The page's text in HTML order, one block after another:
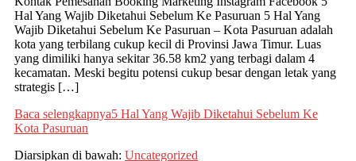
Hal Yang Wajib Diketahui Sebelum Ke Pasuruan 5 Hal Yang
Wajib Diketahui Sebelum Ke Pasuruan – Kota Pasuruan adalah
kota yang terbilang cukup kecil di Provinsi Jawa Timur. Luas
yang dimiliki hanya sekitar 36.58 km2 yang terbagi dalam 4
kecamatan. Meski begitu potensi cukup besar dengan letak yang
strategis […]
Baca selengkapnya5 Hal Yang Wajib Diketahui Sebelum Ke
Kota Pasuruan
Diarsipkan di bawah: Uncategorized